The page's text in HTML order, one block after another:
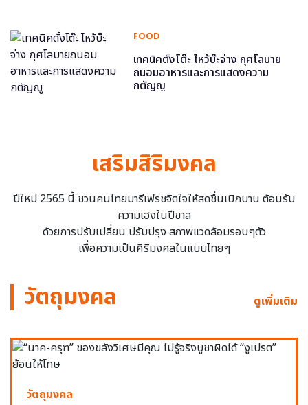
FOOD
เทคนิคตั้งโต๊ะ ไหว้บ๊ะจ่าง กุศโลบาย
ถนอมอาหารและการแสดงความ
กตัญญู
เสริมสิริมงคล
ปีใหม่ 2565 นี้ ชวนคนไทยมารีเฟรชจิตใจให้สดชื่นเบิกบาน ต้อนรับ
ความเฮงในปีขาล
ด้วยการปรับเปลี่ยน ปรับปรุง สภาพแวดล้อมรอบๆตัว
เพื่อความเป็นศิริมงคลในแบบไทยๆ
วัตถุมงคล ดูเพิ่มเติม
วัตถุมงคล